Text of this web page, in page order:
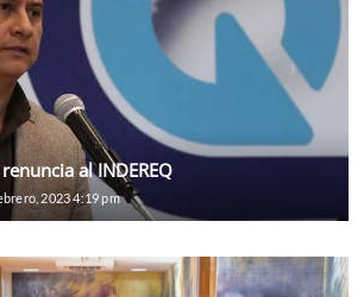
al INDEREQ
2023 4:19 pm